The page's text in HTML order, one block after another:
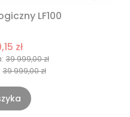
LF100
zł
39 999,00 zł
39 999,00 zł